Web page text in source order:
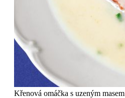
Křenová omáčka s uzeným masem